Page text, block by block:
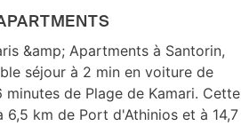
&amp; Apartments à Santorin,
séjour à 2 min en voiture de
de Plage de Kamari. Cette
km de Port d'Athinios et à 14,7